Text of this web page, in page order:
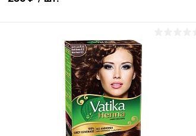
В корзину
Купить в 1 клик Сравнение
Под заказ